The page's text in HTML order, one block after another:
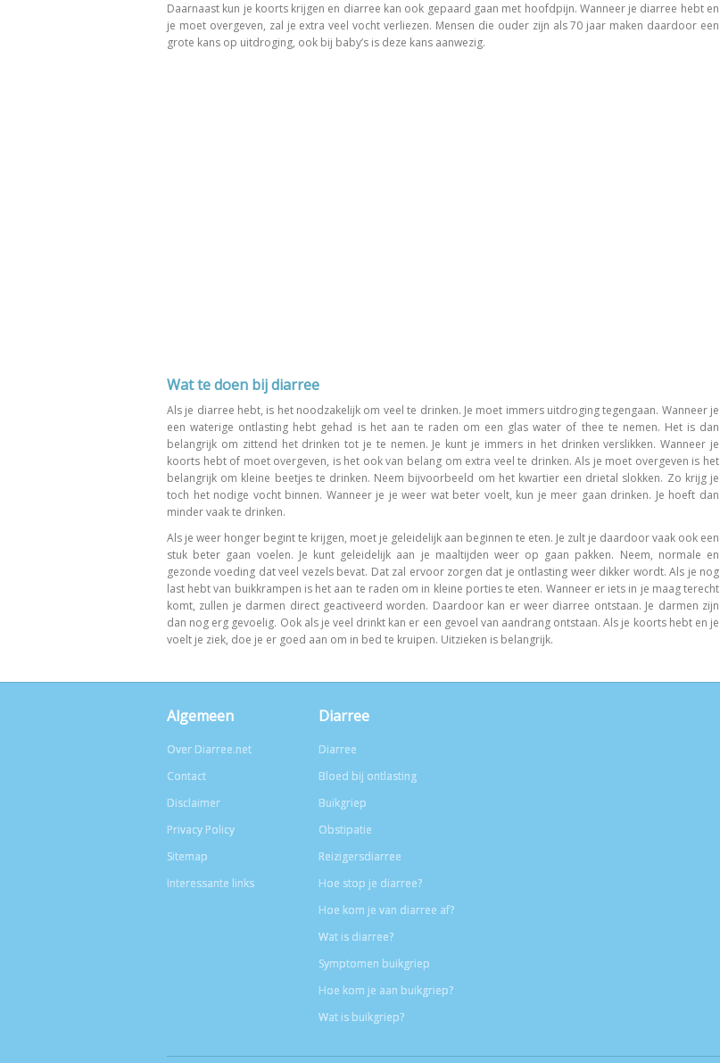
Daarnaast kun je koorts krijgen en diarree kan ook gepaard gaan met hoofdpijn. Wanneer je diarree hebt en
je moet overgeven, zal je extra veel vocht verliezen. Mensen die ouder zijn als 70 jaar maken daardoor een
grote kans op uitdroging, ook bij baby’s is deze kans aanwezig.
Wat te doen bij diarree
Als je diarree hebt, is het noodzakelijk om veel te drinken. Je moet immers uitdroging tegengaan. Wanneer je
een waterige ontlasting hebt gehad is het aan te raden om een glas water of thee te nemen. Het is dan
belangrijk om zittend het drinken tot je te nemen. Je kunt je immers in het drinken verslikken. Wanneer je
koorts hebt of moet overgeven, is het ook van belang om extra veel te drinken. Als je moet overgeven is het
belangrijk om kleine beetjes te drinken. Neem bijvoorbeeld om het kwartier een drietal slokken. Zo krijg je
toch het nodige vocht binnen. Wanneer je je weer wat beter voelt, kun je meer gaan drinken. Je hoeft dan
minder vaak te drinken.
Als je weer honger begint te krijgen, moet je geleidelijk aan beginnen te eten. Je zult je daardoor vaak ook een
stuk beter gaan voelen. Je kunt geleidelijk aan je maaltijden weer op gaan pakken. Neem, normale en
gezonde voeding dat veel vezels bevat. Dat zal ervoor zorgen dat je ontlasting weer dikker wordt. Als je nog
last hebt van buikkrampen is het aan te raden om in kleine porties te eten. Wanneer er iets in je maag terecht
komt, zullen je darmen direct geactiveerd worden. Daardoor kan er weer diarree ontstaan. Je darmen zijn
dan nog erg gevoelig. Ook als je veel drinkt kan er een gevoel van aandrang ontstaan. Als je koorts hebt en je
voelt je ziek, doe je er goed aan om in bed te kruipen. Uitzieken is belangrijk.
Algemeen
Over Diarree.net
Contact
Disclaimer
Privacy Policy
Sitemap
Interessante links
Diarree
Diarree
Bloed bij ontlasting
Buikgriep
Obstipatie
Reizigersdiarree
Hoe stop je diarree?
Hoe kom je van diarree af?
Wat is diarree?
Symptomen buikgriep
Hoe kom je aan buikgriep?
Wat is buikgriep?